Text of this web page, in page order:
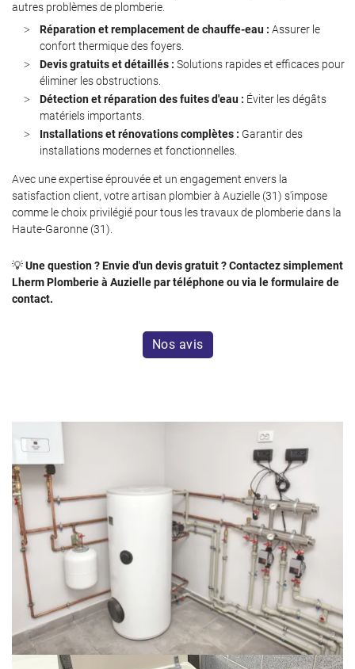
autres problèmes de plomberie.
Réparation et remplacement de chauffe-eau : Assurer le
confort thermique des foyers.
Devis gratuits et détaillés : Solutions rapides et efficaces pour
éliminer les obstructions.
Détection et réparation des fuites d'eau : Éviter les dégâts
matériels importants.
Installations et rénovations complètes : Garantir des
installations modernes et fonctionnelles.
Avec une expertise éprouvée et un engagement envers la
satisfaction client, votre artisan plombier à Auzielle (31) s'impose
comme le choix privilégié pour tous les travaux de plomberie dans la
Haute-Garonne (31).
💡Une question ? Envie d'un devis gratuit ? Contactez simplement
Lherm Plomberie à Auzielle par téléphone ou via le formulaire de
contact.
Nos avis